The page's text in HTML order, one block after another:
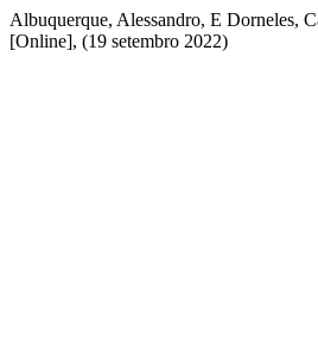
Albuquerque, Alessandro, E Dorneles,
[Online], (19 setembro 2022)